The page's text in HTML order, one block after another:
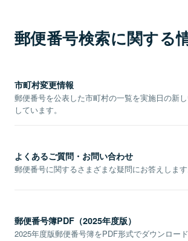
郵便番号検索に関する
市町村変更情報
郵便番号を公表した市町村の一覧を実施日の新
しています。
よくあるご質問・お問い合わせ
郵便番号に関するさまざまな疑問にお答えします
郵便番号簿PDF（2025年度版）
2025年度版郵便番号簿をPDF形式でダウンロー